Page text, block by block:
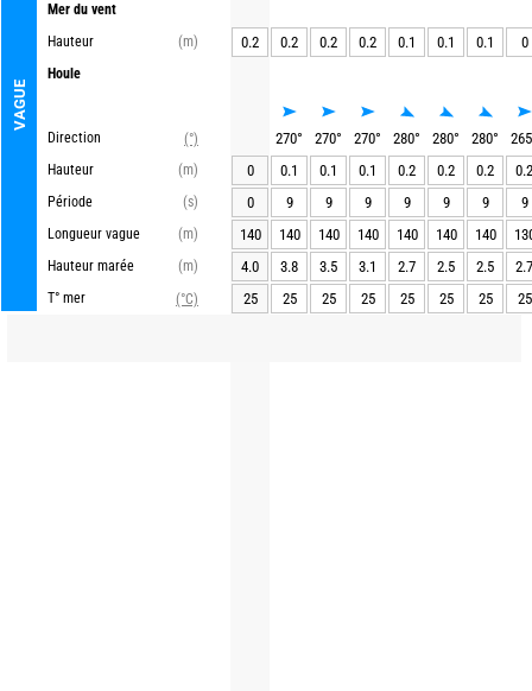
VAGUE
Mer du vent
Hauteur
(m)
Houle
Direction
(°)
Hauteur
(m)
Période
(s)
Longueur vague
(m)
Hauteur marée
(m)
T° mer
(°C)
0.2 0.2 0.2 0.2 0.1 0.1 0.1 0
270° 270° 270° 280° 280° 280°
265
0
0.1 0.1 0.1 0.2 0.2 0.2
0.2
0
9 9 9 9 9 9
9
140
140 140 140 140 140 140
4.0
3.8 3.5 3.1 2.7 2.5 2.5
2.7
25
25 25 25 25 25 25 25